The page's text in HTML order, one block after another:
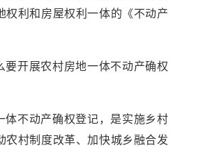
权利和房屋权利一体的《不动产
要开展农村房地一体不动产确权
体不动产确权登记，是实施乡村
农村制度改革、加快城乡融合发